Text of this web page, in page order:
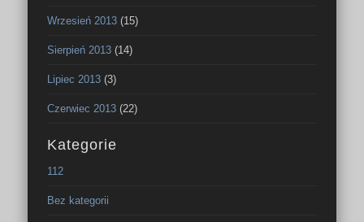
Wrzesień 2013 (15)
Sierpień 2013 (14)
Lipiec 2013 (3)
Czerwiec 2013 (22)
Kategorie
112
Bez kategorii